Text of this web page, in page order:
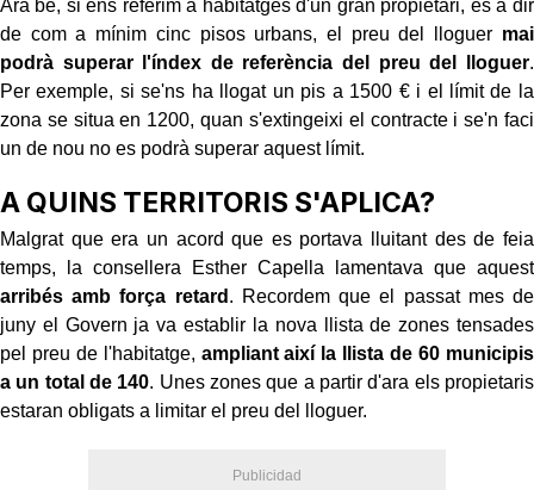
Ara bé, si ens referim a habitatges d'un gran propietari, és a dir
de com a mínim cinc pisos urbans, el preu del lloguer mai
podrà superar l'índex de referència del preu del lloguer.
Per exemple, si se'ns ha llogat un pis a 1500 € i el límit de la
zona se situa en 1200, quan s'extingeixi el contracte i se'n faci
un de nou no es podrà superar aquest límit.
A QUINS TERRITORIS S'APLICA?
Malgrat que era un acord que es portava lluitant des de feia
temps, la consellera Esther Capella lamentava que aquest
arribés amb força retard . Recordem que el passat mes de
juny el Govern ja va establir la nova llista de zones tensades
pel preu de l'habitatge, ampliant així la llista de 60 municipis
a un total de 140. Unes zones que a partir d'ara els propietaris
estaran obligats a limitar el preu del lloguer.